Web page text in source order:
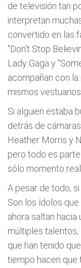
de televisión tan
interpretan
convertido en las
"Don't Stop
Lady Gaga y
acompañan con
mismos
Si alguien estaba
detrás de
Heather Morris y
pero todo es
sólo momento
A pesar de todo,
Son los ídolos
ahora saltan hacia
múltiples
que han tenido
tiempo hacen que